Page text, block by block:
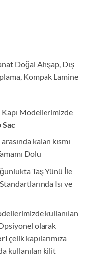
Doğal Ahşap, Dış
Kompak Lamine
Kapı Modellerimizde
Sac
kalan kısmı
Dolu
Taş Yünü İle
Isı ve
kullanılan
olarak
çelik kapılarımıza
kullanılan kilit